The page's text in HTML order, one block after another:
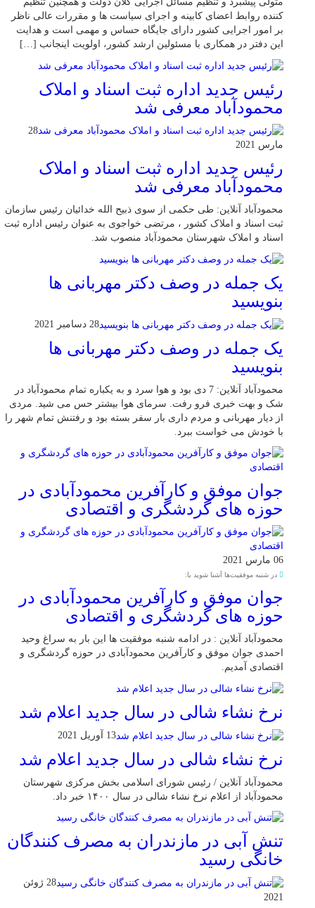
کننده روابط اعضای کابینه و اجرای سیاست ها و مقررات عالی ناظر
بر امور اجرایی کشور دارای جایگاه حساس و مهمی است و هدایت
این دفتر در همکاری با مسئولین ارشد کشور، اولویت اینجانب […]
رئیس جدید اداره ثبت اسناد و املاک
محمودآباد معرفی شد
28
مارس 2021
رئیس جدید اداره ثبت اسناد و املاک
محمودآباد معرفی شد
محمودآباد آنلاین: طی حکمی از سوی ذبیح الله خدائیان رئیس سازمان
ثبت اسناد و املاک کشور ، مرتضی خواجوی به عنوان رئیس اداره ثبت
اسناد و املاک شهرستان محمودآباد منصوب شد.
یک جمله در وصف دکتر مهربانی ها
بنویسید
28 دسامبر 2021
یک جمله در وصف دکتر مهربانی ها
بنویسید
محمودآباد آنلاین: 7 دی بود و هوا سرد و به یکباره تمام محمودآباد در
شک و بهت خبری فرو رفت. سرمای هوا بیشتر حس می شید. مردی
از دیار مهربانی و مردم داری بار سفر بسته بود و رفتنش تمام شهر را
با خودش می خواست ببرد.
جوان موفق و کارآفرین محمودآبادی در
حوزه های گردشگری و اقتصادی
06 مارس 2021
در شنبه موفقیت‌ها آشنا شوید با:
جوان موفق و کارآفرین محمودآبادی در
حوزه های گردشگری و اقتصادی
محمودآباد آنلاین : در ادامه شنبه موفقیت ها این بار به سراغ وحید
احمدی جوان موفق و کارآفرین محمودآبادی در حوزه گردشگری و
اقتصادی آمدیم.
نرخ نشاء شالی در سال جدید اعلام شد
13 آوریل 2021
نرخ نشاء شالی در سال جدید اعلام شد
محمودآباد آنلاین / رئیس شورای اسلامی بخش مرکزی شهرستان
محمودآباد از اعلام نرخ نشاء شالی در سال ۱۴۰۰ خبر داد.
تنش آبی در مازندران به مصرف كنندگان
خانگی رسيد
28 ژوئن
2021